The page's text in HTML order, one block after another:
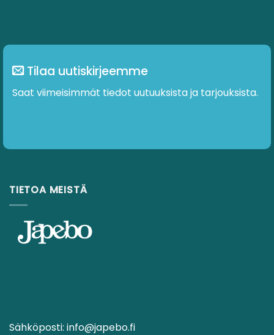
Tilaa uutiskirjeemme
Saat viimeisimmät tiedot uutuuksista ja tarjouksista.
TIETOA MEISTÄ
Sähköposti:info@japebo.fi